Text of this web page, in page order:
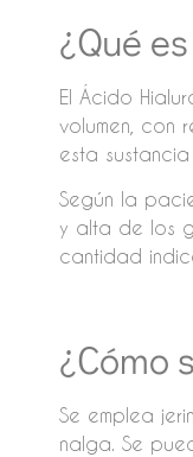
¿Qué
El Ácido
volumen, con
esta
Según la
y alta de los
cantidad
¿Cómo
Se emplea
nalga. Se